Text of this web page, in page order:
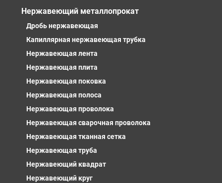
Нержавеющий металлопрокат
Дробь нержавеющая
Капиллярная нержавеющая трубка
Нержавеющая лента
Нержавеющая плита
Нержавеющая поковка
Нержавеющая полоса
Нержавеющая проволока
Нержавеющая сварочная проволока
Нержавеющая тканная сетка
Нержавеющая труба
Нержавеющий квадрат
Нержавеющий круг